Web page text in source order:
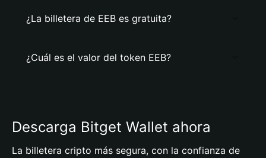
¿La billetera de EEB es gratuita?
¿Cuál es el valor del token EEB?
Descarga Bitget Wallet ahora
La billetera cripto más segura, con la confianza de